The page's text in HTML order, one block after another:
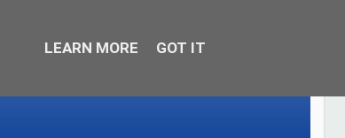
LEARN MORE GOT IT